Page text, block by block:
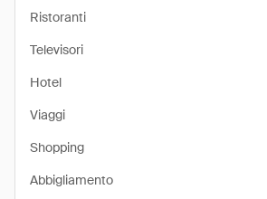
Ristoranti
Televisori
Hotel
Viaggi
Shopping
Abbigliamento